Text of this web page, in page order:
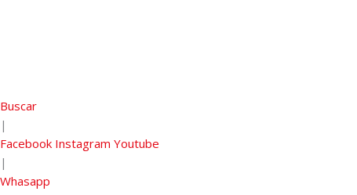
Buscar
|
Facebook Instagram Youtube
|
Whasapp